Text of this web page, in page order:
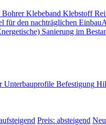
Bohrer Klebeband Klebstoff
für den nachträglichen Einbau​
Sanierung im
Unterbauprofile Befestigung
Preis: absteigend